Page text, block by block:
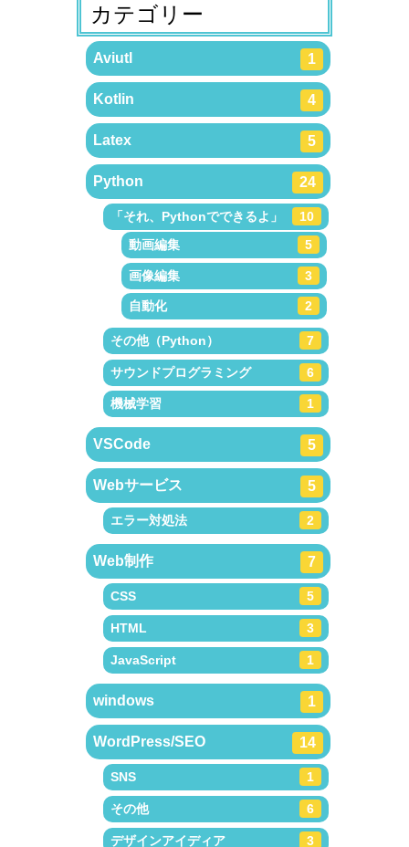
カテゴリー
Aviutl 1
Kotlin 4
Latex 5
Python 24
「それ、Pythonでできるよ」
10
動画編集
5
画像編集 3
自動化 2
その他（Python） 7
サウンドプログラミング 6
機械学習 1
VSCode 5
Webサービス 5
エラー対処法 2
Web制作 7
CSS 5
HTML 3
JavaScript 1
windows 1
WordPress/SEO 14
SNS 1
その他 6
デザインアイディア 3